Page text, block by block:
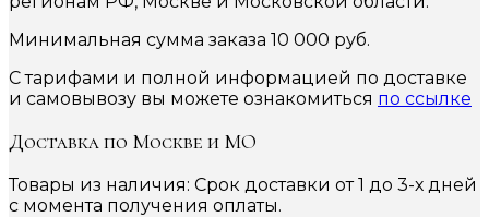
Минимальная сумма заказа 10 000 руб.
С тарифами и полной информацией по доставке
и самовывозу вы можете ознакомиться по ссылке
Доставка по Москве и МО
Товары из наличия: Срок доставки от 1 до 3-х дней
с момента получения оплаты.